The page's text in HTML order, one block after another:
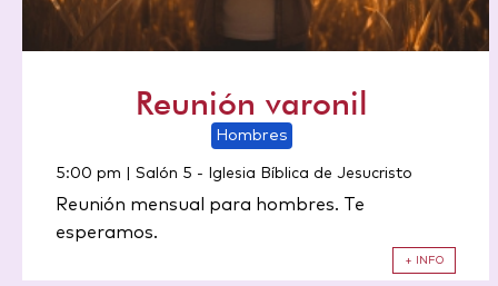
Reunión varonil
Hombres
5:00 pm | Salón 5 - Iglesia Bíblica de Jesucristo
Reunión mensual para hombres. Te
esperamos.
+ INFO